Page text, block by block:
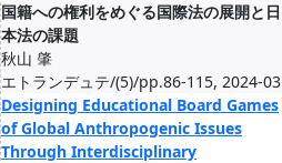
国籍への権利をめぐる国際法の展開と日
本法の課題
秋山 肇
エトランデュテ/(5)/pp.86-115, 2024-03
Designing Educational Board Games
of Global Anthropogenic Issues
Through Interdisciplinary